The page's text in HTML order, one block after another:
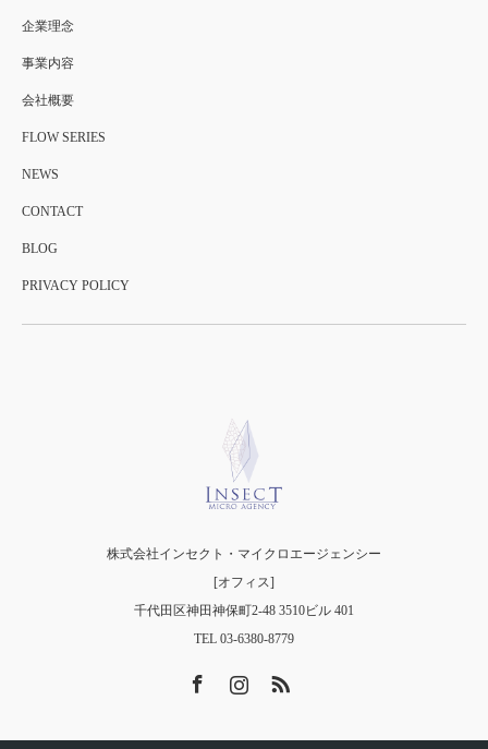
企業理念
事業内容
会社概要
FLOW SERIES
NEWS
CONTACT
BLOG
PRIVACY POLICY
株式会社インセクト・マイクロエージェンシー
[オフィス]
千代田区神田神保町2-48 3510ビル 401
TEL 03-6380-8779